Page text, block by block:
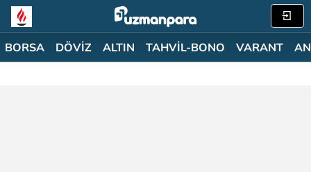
BORSA DÖVİZ ALTIN TAHVİL-BONO VARANT